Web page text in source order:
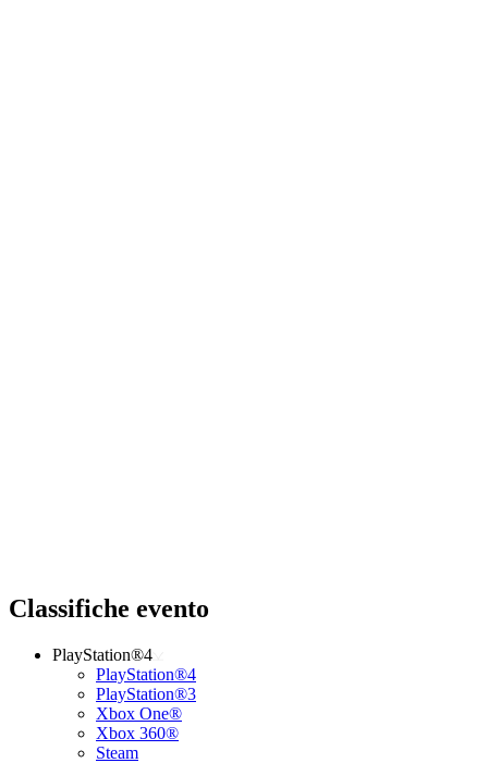
Classifiche evento
PlayStation®4
PlayStation®4
PlayStation®3
Xbox One®
Xbox 360®
Steam